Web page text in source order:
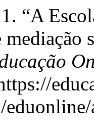
“A